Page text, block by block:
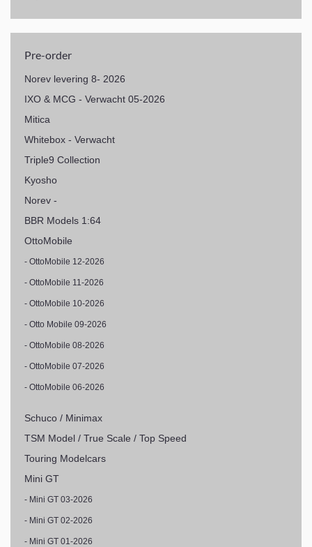
Pre-order
Norev levering 8- 2026
IXO & MCG - Verwacht 05-2026
Mitica
Whitebox - Verwacht
Triple9 Collection
Kyosho
Norev -
BBR Models 1:64
OttoMobile
- OttoMobile 12-2026
- OttoMobile 11-2026
- OttoMobile 10-2026
- Otto Mobile 09-2026
- OttoMobile 08-2026
- OttoMobile 07-2026
- OttoMobile 06-2026
Schuco / Minimax
TSM Model / True Scale / Top Speed
Touring Modelcars
Mini GT
- Mini GT 03-2026
- Mini GT 02-2026
- Mini GT 01-2026